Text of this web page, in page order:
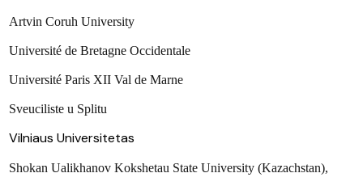
Artvin Coruh University
Université de Bretagne Occidentale
Université Paris XII Val de Marne
Sveuciliste u Splitu
Vilniaus Universitetas
Shokan Ualikhanov Kokshetau State University (Kazachstan),